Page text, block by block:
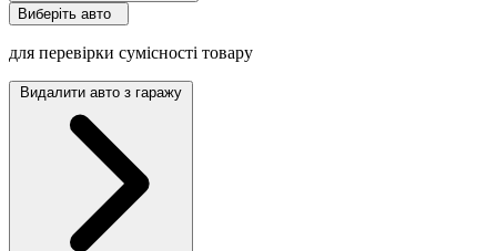
Виберіть авто
для перевірки сумісності товару
Видалити авто з гаражу